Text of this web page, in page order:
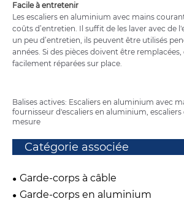
Facile à entretenir
Les escaliers en aluminium avec mains
coûts d’entretien. Il suffit de les laver avec de
un peu d’entretien, ils peuvent être utilisés
années. Si des pièces doivent être
facilement réparées sur place.
Balises actives: Escaliers en aluminium avec
fournisseur d'escaliers en aluminium,
mesure
Catégorie associée
Garde-corps à câble
Garde-corps en aluminium